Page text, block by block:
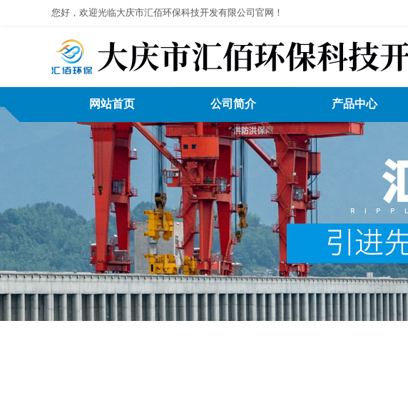
您好，欢迎光临大庆市汇佰环保科技开发有限公司官网！
网站首页 公司简介 产品中心